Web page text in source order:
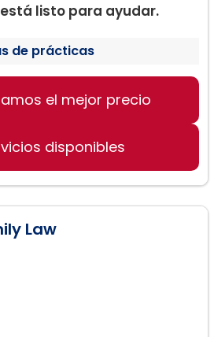
está listo para ayudar.
de prácticas
el mejor precio
disponibles
Law